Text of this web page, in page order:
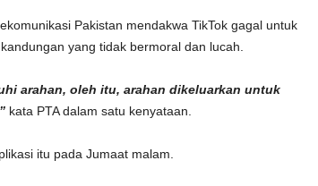
Pakistan mendakwa TikTok gagal untuk
yang tidak bermoral dan lucah.
arahan, oleh itu, arahan dikeluarkan untuk
kata PTA dalam satu kenyataan.
itu pada Jumaat malam.